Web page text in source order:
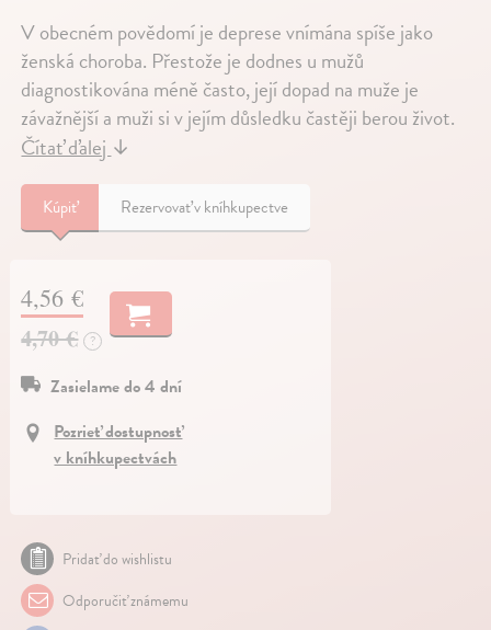
V obecném povědomí je deprese vnímána spíše jako
ženská choroba. Přestože je dodnes u mužů
diagnostikována méně často, její dopad na muže je
závažnější a muži si v jejím důsledku častěji berou život.
Čítať ďalej↓
Kúpiť Rezervovať v kníhkupectve
4,56 €
4,70 € ?
Zasielame do 4 dní
Pozrieť dostupnosť
v kníhkupectvách
Pridať do wishlistu
Odporučiť známemu